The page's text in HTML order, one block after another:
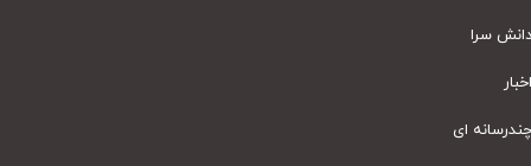
سرا
ای